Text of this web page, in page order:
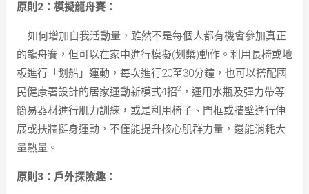
原則2：模擬龍舟賽：
如何增加自我活動量，雖然不是每個人都有機會參加真正
的龍舟賽，但可以在家中進行模擬(划槳)動作。利用長椅或地
板進行「划船」運動，每次進行20至30分鐘，也可以搭配國
民健康署設計的居家運動新模式4招2，運用水瓶及彈力帶等
簡易器材進行肌力訓練，或是利用椅子、門框或牆壁進行伸
展或扶牆挺身運動，不僅能提升核心肌群力量，還能消耗大
量熱量。
原則3：戶外探險趣：